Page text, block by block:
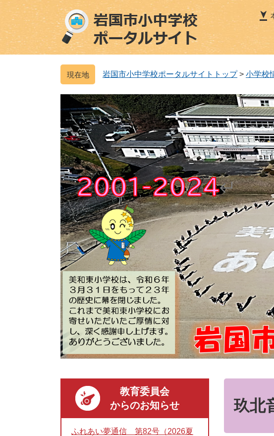
ジ
の
先
ュ
ー
を
岩国市小中学校ポータルサイトトップ > 小学校
玖北
教育委員会
からのお知らせ
ふれあい夢通信 第82号（2026夏